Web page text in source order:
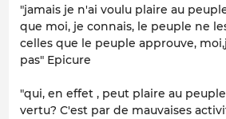
"jamais je n'ai voulu plaire au
que moi, je connais, le peuple ne
celles que le peuple approuve,
pas" Epicure
"qui, en effet , peut plaire au
vertu? C'est par de mauvaises